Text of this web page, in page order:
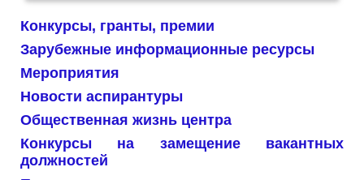
Конкурсы, гранты, премии
Зарубежные информационные ресурсы
Мероприятия
Новости аспирантуры
Общественная жизнь центра
Конкурсы на замещение вакантных
должностей